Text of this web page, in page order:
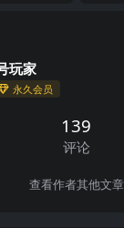
玩家
永久会员
139
评论
查看作者其他文章